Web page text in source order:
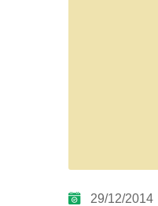
29/12/2014